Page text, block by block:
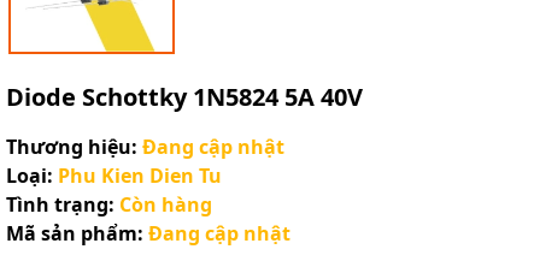
Diode Schottky 1N5824 5A 40V
Thương hiệu: Đang cập nhật
Loại: Phu Kien Dien Tu
Tình trạng: Còn hàng
Mã sản phẩm: Đang cập nhật